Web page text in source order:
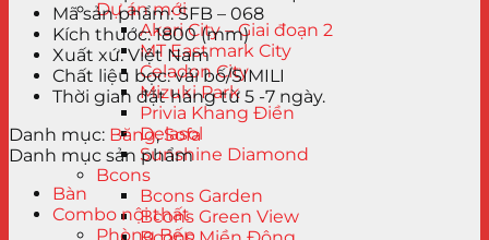
Dự án mới
Akari City – Giai đoạn 2
MT Eastmark City
Celadon City
Mizuki Park
Privia Khang Điền
Delasol
Sunshine Diamond
Bcons
Bcons Garden
Bcons Green View
Mã sản phẩm: SFB – 068
Kích thước: 1800 (mm)
Xuất xứ: Việt Nam
Chất liệu bọc: vải bố/SIMILI
Thời gian đặt hàng từ 5 -7 ngày.
Danh mục: Băng,Sofa
Danh mục sản phẩm
Bàn
Combo nội thất
Phòng Bếp